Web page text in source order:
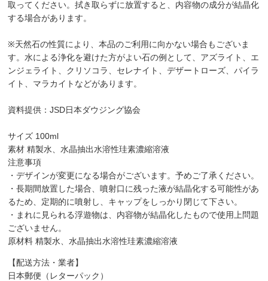
取ってください。拭き取らずに放置すると、内容物の成分が結晶化
する場合があります。
※天然石の性質により、本品のご利用に向かない場合もございま
す。水による浄化を避けた方がよい石の例として、アズライト、エ
ンジェライト、クリソコラ、セレナイト、デザートローズ、パイラ
イト、マラカイトなどがあります。
資料提供：JSD日本ダウジング協会
サイズ 100ml
素材 精製水、水晶抽出水溶性珪素濃縮溶液
注意事項
・デザインが変更になる場合がございます。予めご了承ください。
・長期間放置した場合、噴射口に残った液が結晶化する可能性があ
るため、定期的に噴射し、キャップをしっかり閉じて下さい。
・まれに見られる浮遊物は、内容物が結晶化したもので使用上問題
ございません。
原材料 精製水、水晶抽出水溶性珪素濃縮溶液
【配送方法・業者】
日本郵便（レターパック）